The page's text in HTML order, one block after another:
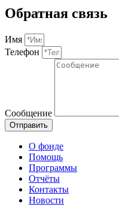
Обратная связь
Имя
Телефон
Сообщение
Отправить
О фонде
Помощь
Программы
Отчёты
Контакты
Новости